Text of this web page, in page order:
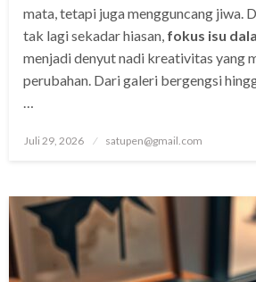
mata, tetapi juga mengguncang jiwa.
tak lagi sekadar hiasan, fokus isu
menjadi denyut nadi kreativitas yang
perubahan. Dari galeri bergengsi
…
Posted
Juli 29, 2026 satupen@gmail.com